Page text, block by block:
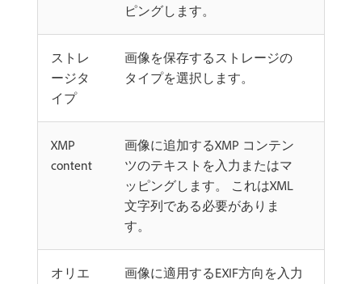
ピングします。
ストレ
ージタ
イプ
画像を保存するストレージの
タイプを選択します。
XMP
content
画像に追加するXMP コンテン
ツのテキストを入力またはマ
ッピングします。 これはXML
文字列である必要がありま
す。
オリエ
画像に適用するEXIF方向を入力